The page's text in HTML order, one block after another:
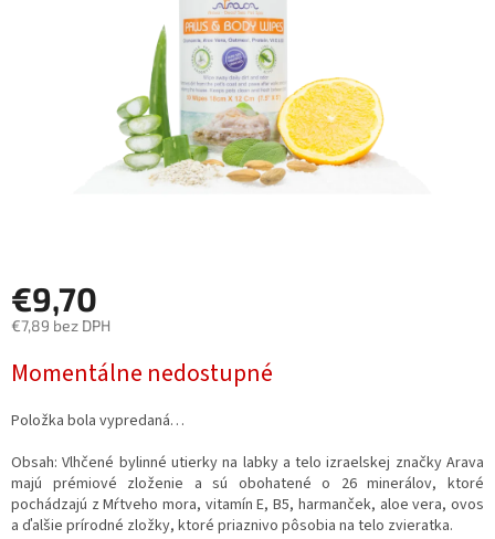
€9,70
€7,89 bez DPH
cena:
Momentálne nedostupné
Položka bola vypredaná…
Obsah:Vlhčené bylinné utierky na labky a telo izraelskej značky Arava
majú prémiové zloženie a sú obohatené o 26 minerálov, ktoré
pochádzajú z Mŕtveho mora, vitamín E, B5, harmanček, aloe vera, ovos
a ďalšie prírodné zložky, ktoré priaznivo pôsobia na telo zvieratka.